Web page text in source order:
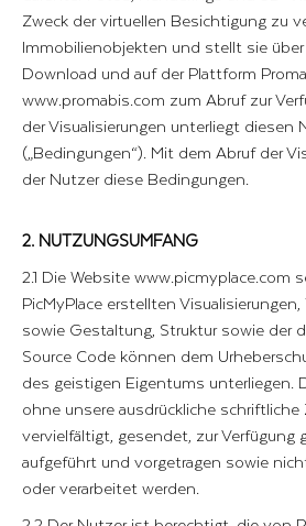
Zweck der virtuellen Besichtigung zu
Immobilienobjekten und stellt sie
Download und auf der Plattform
www.promabis.com zum Abruf zur
der Visualisierungen unterliegt diesen
(„Bedingungen“). Mit dem Abruf der
der Nutzer diese Bedingungen.
2. NUTZUNGS­UMFANG
2.1 Die Website www.picmyplace.com
PicMyPlace erstellten Visualisierungen,
sowie Gestaltung, Struktur sowie der
Source Code können dem
des geistigen Eigentums unterliegen.
ohne unsere ausdrückliche
vervielfältigt, gesendet, zur Verfügung
aufgeführt und vorgetragen sowie
oder verarbeitet werden.